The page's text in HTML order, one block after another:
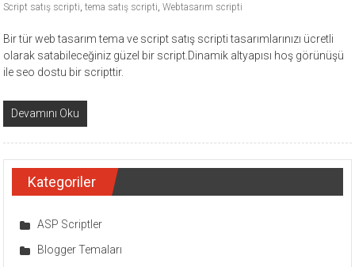
Script satış scripti,tema satış scripti,Webtasarım scripti
Bir tür web tasarım tema ve script satış scripti tasarımlarınızı ücretli
olarak satabileceğiniz güzel bir script.Dinamik altyapısı hoş görünüşü
ile seo dostu bir scripttir.
Devamını Oku
Kategoriler
ASP Scriptler
Blogger Temaları